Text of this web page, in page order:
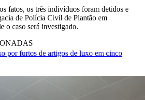
fatos, os três indivíduos foram detidos e
de Polícia Civil de Plantão em
o caso será investigado.
por furtos de artigos de luxo em cinco